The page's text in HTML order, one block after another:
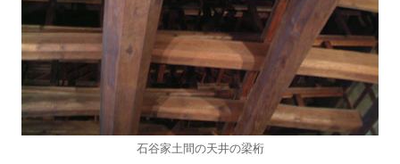
石谷家土間の天井の梁桁